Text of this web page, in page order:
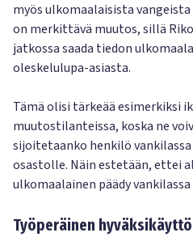
myös ulkomaalaisista
on merkittävä muutos, sillä
jatkossa saada tiedon
oleskelulupa-asiasta.
Tämä olisi tärkeää esimerkiksi
muutostilanteissa, koska ne
sijoitetaanko henkilö
osastolle. Näin estetään, ettei
ulkomaalainen päädy
Työperäinen